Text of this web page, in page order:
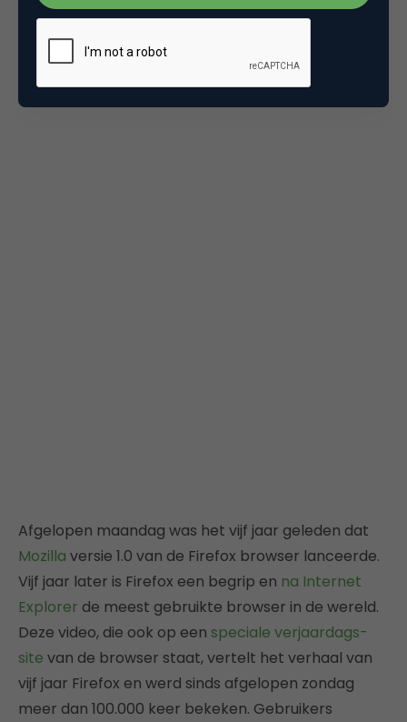
bekeken.
Five Years Of Firefox
Afgelopen maandag was het vijf jaar geleden dat
Mozilla versie 1.0 van de Firefox browser lanceerde.
Vijf jaar later is Firefox een begrip en na Internet
Explorer de meest gebruikte browser in de wereld.
Deze video, die ook op een speciale verjaardags-
site van de browser staat, vertelt het verhaal van
vijf jaar Firefox en werd sinds afgelopen zondag
meer dan 100.000 keer bekeken. Gebruikers